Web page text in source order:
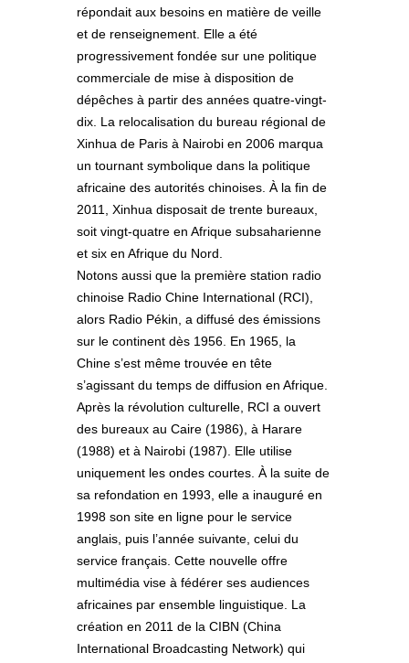
répondait aux besoins en matière de veille
et de renseignement. Elle a été
progressivement fondée sur une politique
commerciale de mise à disposition de
dépêches à partir des années quatre-vingt-
dix. La relocalisation du bureau régional de
Xinhua de Paris à Nairobi en 2006 marqua
un tournant symbolique dans la politique
africaine des autorités chinoises. À la fin de
2011, Xinhua disposait de trente bureaux,
soit vingt-quatre en Afrique subsaharienne
et six en Afrique du Nord.
Notons aussi que la première station radio
chinoise Radio Chine International (RCI),
alors Radio Pékin, a diffusé des émissions
sur le continent dès 1956. En 1965, la
Chine s’est même trouvée en tête
s’agissant du temps de diffusion en Afrique.
Après la révolution culturelle, RCI a ouvert
des bureaux au Caire (1986), à Harare
(1988) et à Nairobi (1987). Elle utilise
uniquement les ondes courtes. À la suite de
sa refondation en 1993, elle a inauguré en
1998 son site en ligne pour le service
anglais, puis l’année suivante, celui du
service français. Cette nouvelle offre
multimédia vise à fédérer ses audiences
africaines par ensemble linguistique. La
création en 2011 de la CIBN (China
International Broadcasting Network) qui